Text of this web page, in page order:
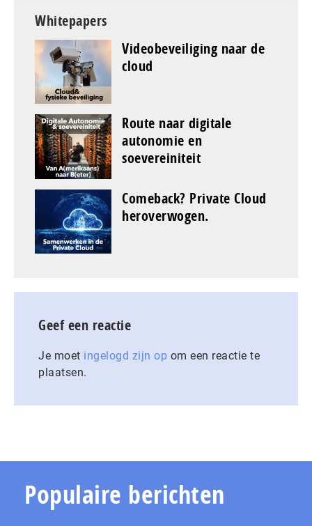
Whitepapers
Videobeveiliging naar de
cloud
Route naar digitale
autonomie en
soevereiniteit
Comeback? Private Cloud
heroverwogen.
Geef een reactie
Je moet ingelogd zijn op om een reactie te
plaatsen.
Populaire berichten